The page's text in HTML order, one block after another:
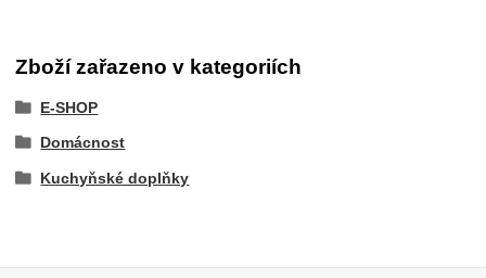
Zboží zařazeno v kategoriích
E-SHOP
Domácnost
Kuchyňské doplňky